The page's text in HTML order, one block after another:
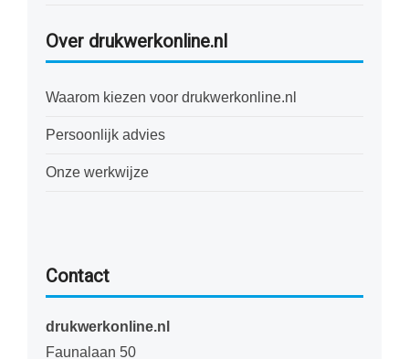
Over drukwerkonline.nl
Waarom kiezen voor drukwerkonline.nl
Persoonlijk advies
Onze werkwijze
Contact
drukwerkonline.nl
Faunalaan 50